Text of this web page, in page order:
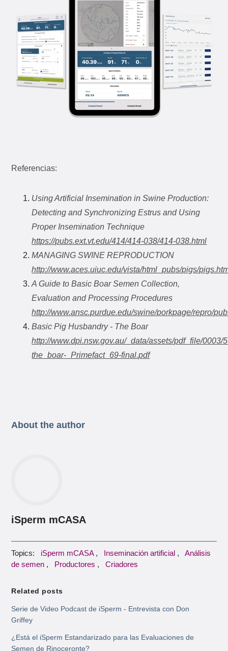
Referencias:
Using Artificial Insemination in Swine Production:
Detecting and Synchronizing Estrus and Using
Proper Insemination Technique
https://pubs.ext.vt.edu/414/414-038/414-038.html
MANAGING SWINE REPRODUCTION
http://www.aces.uiuc.edu/vista/html_pubs/pigs/
A Guide to Basic Boar Semen Collection,
Evaluation and Processing Procedures
http://www.ansc.purdue.edu/swine/porkpage/repro/
Basic Pig Husbandry - The Boar
http://www.dpi.nsw.gov.au/_data/assets/pdf_file/0003/
the_boar-_Primefact_69-final.pdf
About the author
iSperm mCASA
Topics: iSperm mCASA, Inseminación artificial ,Análisis
de semen , Productores ,Criadores
Related posts
Serie de Video Podcast de iSperm - Entrevista con Don
Griffey
¿Está el iSperm Estandarizado para las Evaluaciones de
Semen de Rinoceronte?